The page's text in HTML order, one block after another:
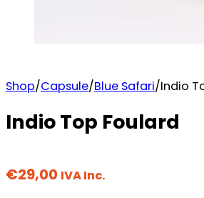
Shop/Capsule/Blue Safari/Indio
Indio Top Foulard
€29,00 IVA Inc.